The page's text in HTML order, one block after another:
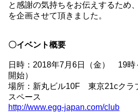
と感謝の気持ちをお伝えするため
を企画させて頂きました。
〇イベント概要
日時：2018年7月6日（金） 19時
開始）
場所：新丸ビル10F 東京21cクラ
スペース
http://www.egg-japan.com/club